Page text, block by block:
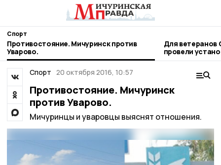
Спорт
Противостояние. Мичуринск против
Уварово.
Для ветеранов
провели
следж-хоккею
Спорт 20 октября 2016, 10:57
Противостояние. Мичуринск
против Уварово.
Мичуринцы и уваровцы выяснят отношения.